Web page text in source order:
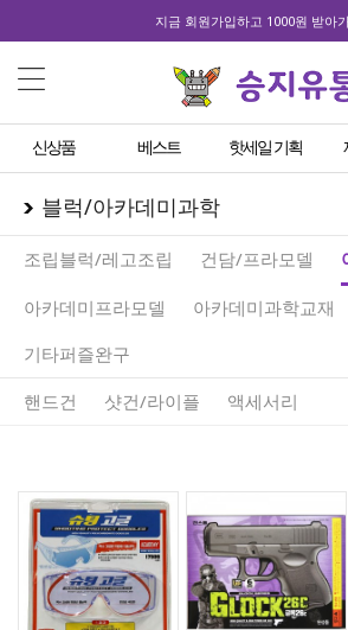
지금 회원가입하고 1000원 받아
신상품 베스트 핫세일 기획
블럭/아카데미과학
조립블럭/레고조립 건담/프라모델
아카데미프라모델 아카데미과학교재
기타퍼즐완구
핸드건
샷건/라이플 액세서리